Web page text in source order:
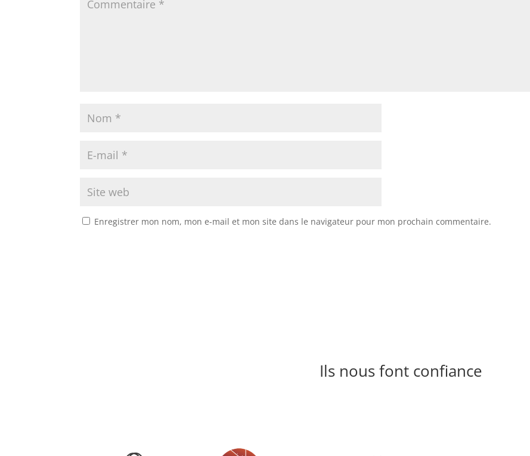
Enregistrer mon nom, mon e-mail et mon site dans le navigateur pour mon prochain commentaire.
Ils nous font confiance